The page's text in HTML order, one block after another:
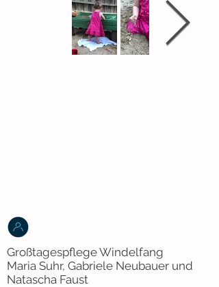
Großtagespflege Windelfang
Maria Suhr, Gabriele Neubauer und
Natascha Faust